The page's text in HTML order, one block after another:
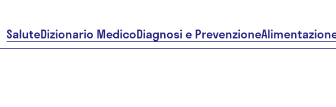
SaluteDizionario MedicoDiagnosi e Prevenzione